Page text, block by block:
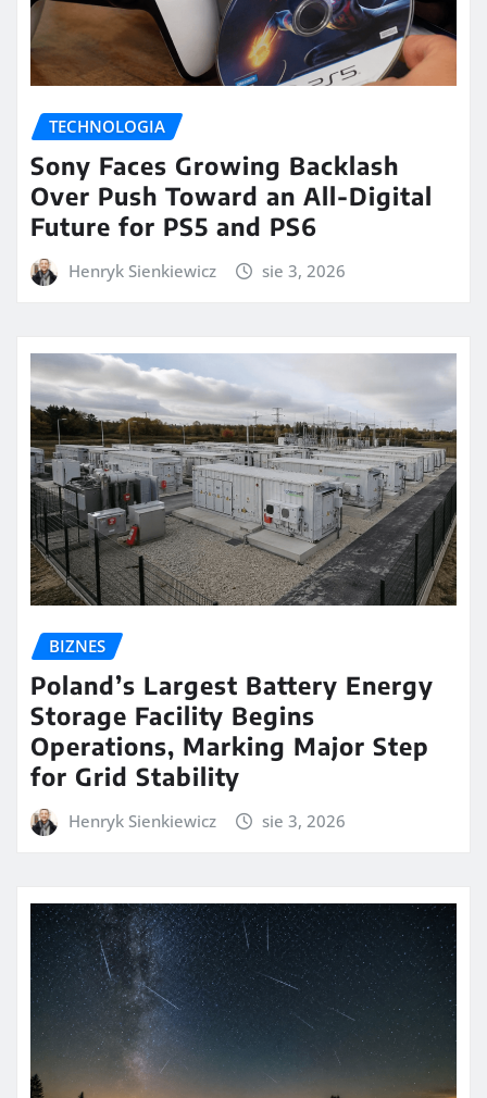
TECHNOLOGIA
Sony Faces Growing Backlash
Over Push Toward an All-Digital
Future for PS5 and PS6
Henryk Sienkiewicz sie 3, 2026
BIZNES
Poland’s Largest Battery Energy
Storage Facility Begins
Operations, Marking Major Step
for Grid Stability
Henryk Sienkiewicz sie 3, 2026